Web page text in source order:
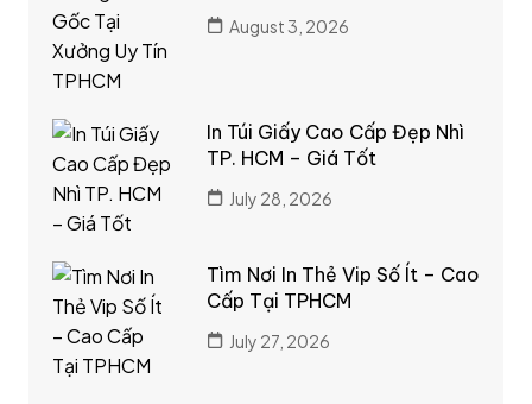
August 3, 2026
In Túi Giấy Cao Cấp Đẹp Nhì
TP. HCM – Giá Tốt
July 28, 2026
Tìm Nơi In Thẻ Vip Số Ít – Cao
Cấp Tại TPHCM
July 27, 2026